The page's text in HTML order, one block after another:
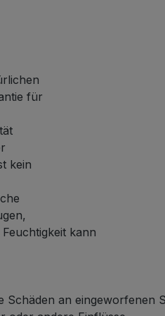
für
kein
kann
an eingeworfenen